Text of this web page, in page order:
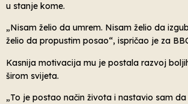
u stanje kome.
„Nisam želio da umrem. Nisam želio da
želio da propustim posao“, ispričao je za
Kasnija motivacija mu je postala razvoj
širom svijeta.
„To je postao način života i nastavio sam